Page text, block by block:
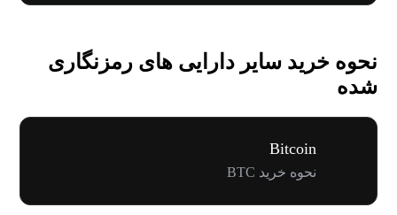
نحوه خرید سایر دارایی های رمزنگاری
شده
Bitcoin
نحوه خرید BTC